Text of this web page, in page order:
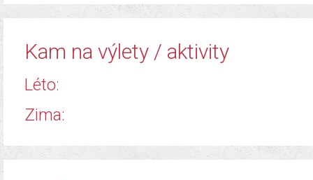
Kam na výlety / aktivity
Léto:
Zima: